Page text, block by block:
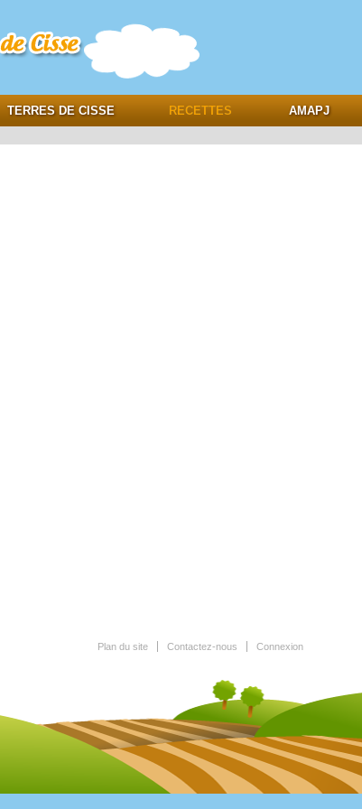
TERRES DE CISSE RECETTES AMAPJ
Plan du site Contactez-nous Connexion